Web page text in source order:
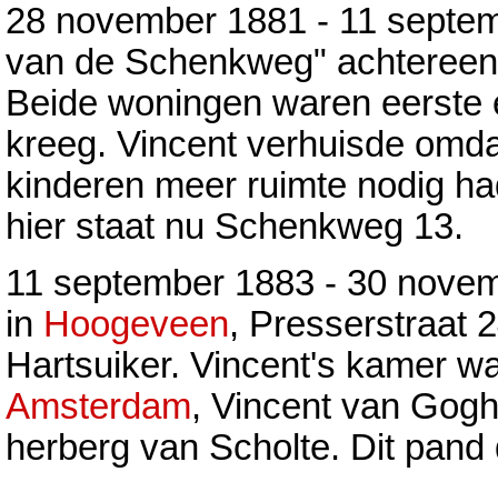
28 november 1881 - 11
van de Schenkweg"
Beide woningen waren
kreeg. Vincent verhuisde
kinderen meer ruimte nodig
hier staat nu Schenkweg 13.
11 september 1883 - 30
in Hoogeveen, Presserstraat
Hartsuiker. Vincent's kamer
Amsterdam, Vincent van
herberg van Scholte. Dit